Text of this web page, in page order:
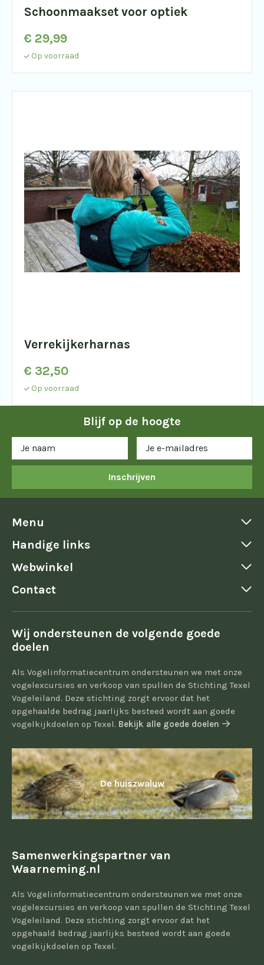
Schoonmaakset voor optiek
€ 29,99
Op voorraad
Verrekijkerharnas
€ 32,50
Op voorraad
Blijf op de hoogte
Inschrijven
Menu
Handige links
Webwinkel
Contact
Wij ondersteunen de volgende goede
doelen
Als Vogelinformatiecentrum ondersteunen we met onze
vogelexcursies en verkoop van spullen de Stichting Texel
Vogeleiland. Deze stichting zorgt ervoor dat het
opgehaalde bedrag jaarlijks besteed wordt aan goede
vogelkijkdoelen op Texel. Bekijk alle goede doelen
De huiszwaluw
Samenwerkingspartner van
Waarneming.nl
Als Vogelinformatiecentrum ondersteunen we met onze
vogelexcursies en verkoop van spullen de Stichting Texel
Vogeleiland. Deze stichting zorgt ervoor dat het
opgehaald bedrag jaarlijks besteed wordt aan goede
vogelkijkdoelen op Texel.